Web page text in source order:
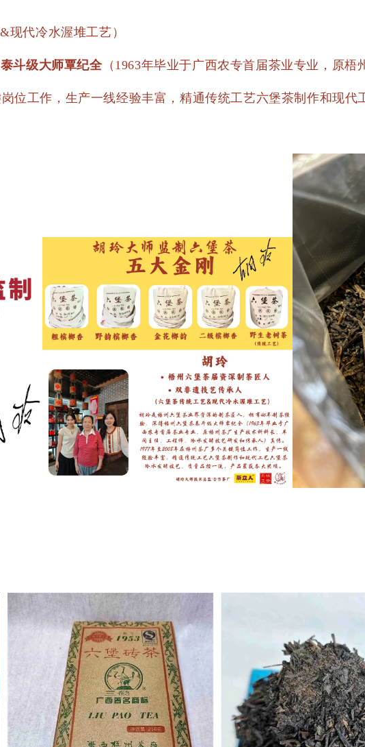
现代冷水渥堆工艺）
泰斗级大师覃纪全（1963年毕业于广西农专首届茶业专业，原
岗位工作，生产一线经验丰富，精通传统工艺六堡茶制作和现